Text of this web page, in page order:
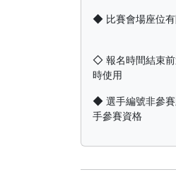
◆ 比賽會場座位有
◇ 報名時間結束前
時使用
◆ 選手編號非參賽
手參賽資格